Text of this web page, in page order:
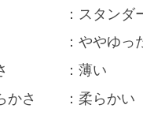
：スタンダー
：ややゆっ
さ ：薄い
かさ ：柔らかい